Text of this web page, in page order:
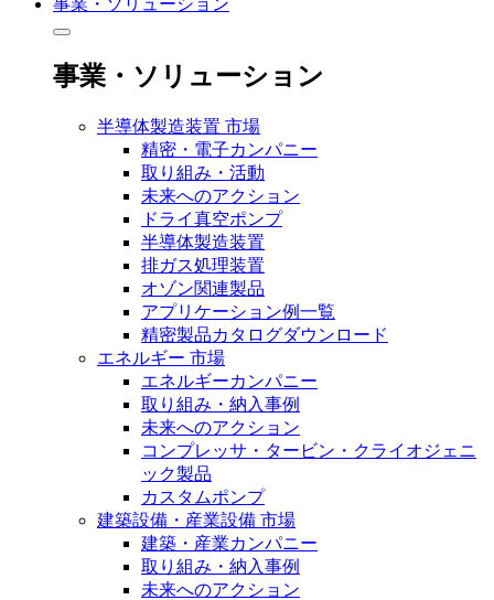
事業・ソリューション
事業・ソリューション
半導体製造装置 市場
精密・電子カンパニー
取り組み・活動
未来へのアクション
ドライ真空ポンプ
半導体製造装置
排ガス処理装置
オゾン関連製品
アプリケーション例一覧
精密製品カタログダウンロード
エネルギー 市場
エネルギーカンパニー
取り組み・納入事例
未来へのアクション
コンプレッサ・タービン・クライオジェニ
ック製品
カスタムポンプ
建築設備・産業設備 市場
建築・産業カンパニー
取り組み・納入事例
未来へのアクション